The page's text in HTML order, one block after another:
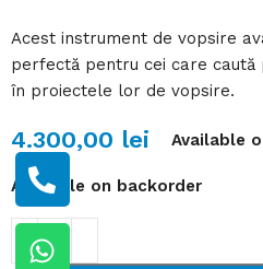
Acest instrument de vopsire
perfectă pentru cei care
în proiectele lor de vopsire.
4.300,00 lei Available
Available on backorder